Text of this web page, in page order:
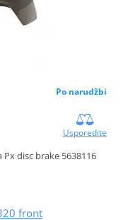
Po narudžbi
Usporedite
disc brake 5638116
front